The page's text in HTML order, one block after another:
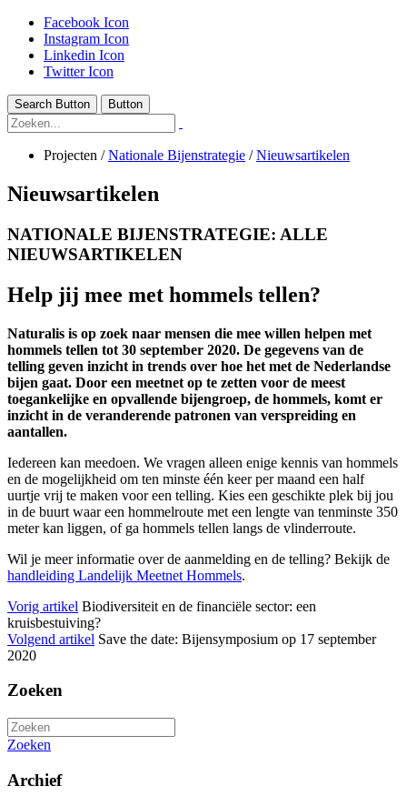
Facebook Icon
Instagram Icon
Linkedin Icon
Twitter Icon
Search Button Button
Projecten /Nationale Bijenstrategie /Nieuwsartikelen
Nieuwsartikelen
NATIONALE BIJENSTRATEGIE: ALLE
NIEUWSARTIKELEN
Help jij mee met hommels tellen?
Naturalis is op zoek naar mensen die mee willen helpen met
hommels tellen tot 30 september 2020. De gegevens van de
telling geven inzicht in trends over hoe het met de Nederlandse
bijen gaat. Door een meetnet op te zetten voor de meest
toegankelijke en opvallende bijengroep, de hommels, komt er
inzicht in de veranderende patronen van verspreiding en
aantallen.
Iedereen kan meedoen. We vragen alleen enige kennis van hommels
en de mogelijkheid om ten minste één keer per maand een half
uurtje vrij te maken voor een telling. Kies een geschikte plek bij jou
in de buurt waar een hommelroute met een lengte van tenminste 350
meter kan liggen, of ga hommels tellen langs de vlinderroute.
Wil je meer informatie over de aanmelding en de telling? Bekijk de
handleiding Landelijk Meetnet Hommels.
Vorig artikel Biodiversiteit en de financiële sector: een
kruisbestuiving?
Volgend artikel Save the date: Bijensymposium op 17 september
2020
Zoeken
Zoeken
Archief